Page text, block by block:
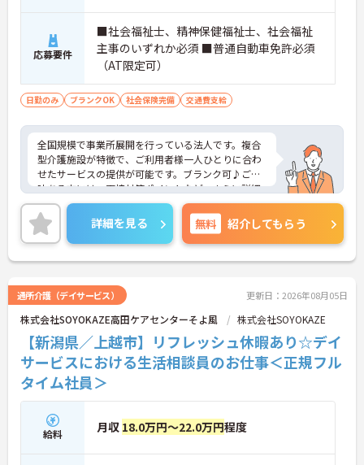
幅広い役割で活躍できるポジションです。
・ケアプラン調整や契約対応に関われる
・医療機関や地域との連携業務あり
→ 多職種と関わりながら視野を広げられます
■ 頑張りが見える評価制度が魅力！
やりがいにつながる仕組みがあります。
・年2回の寸志あり◎
・賞与とは別に特別報酬制度あり
・チームワークや日々の貢献も評価対象
→ モチベーションを維持しやすい職場です
応募要件
■社会福祉士、精神保健福祉士、社会福祉
主事のいずれか必須 ■普通自動車免許必須
（AT限定可）
日勤のみ ブランクOK 社会保険完備 交通費支給
全国規模で事業所展開を行っている法人です。複合
型介護施設が特徴で、ご利用者様一人ひとりに合わ
せたサービスの提供が可能です。ブランク可♪ご興
味ある方には、面接対策ポイントなど、さらに詳細
をお話しいたしますのでお気軽にご相談ください！
詳細を見る 無料 紹介してもらう
通所介護（デイサービス） 更新日：2026年08月05日
株式会社SOYOKAZE高田ケアセンターそよ風 株式会社SOYOKAZE
【新潟県／上越市】リフレッシュ休暇あり☆デイ
サービスにおける生活相談員のお仕事＜正規フル
タイム社員＞
給料 月収 18.0万円～22.0万円程度